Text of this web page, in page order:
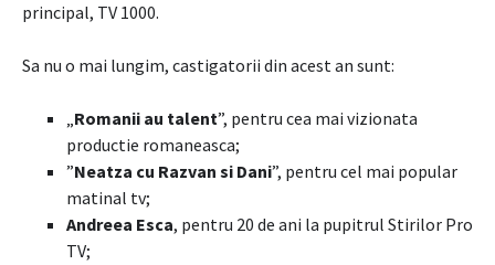
principal, TV 1000.
Sa nu o mai lungim, castigatorii din acest an sunt:
„Romanii au talent”, pentru cea mai vizionata
productie romaneasca;
”Neatza cu Razvan si Dani”, pentru cel mai popular
matinal tv;
Andreea Esca, pentru 20 de ani la pupitrul Stirilor Pro
TV;